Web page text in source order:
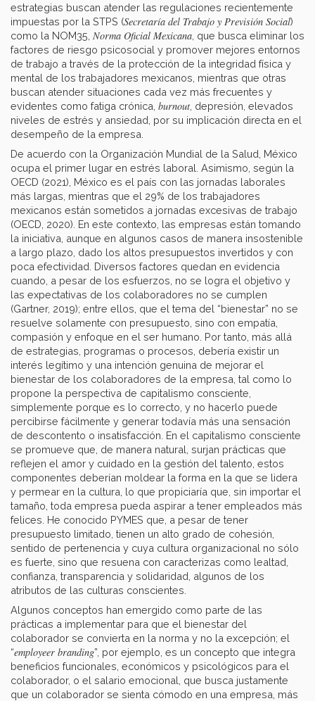
estrategias buscan atender las regulaciones recientemente
impuestas por la STPS (Secretaría del Trabajo y Previsión Social)
como la NOM35, Norma Oficial Mexicana , que busca eliminar los
factores de riesgo psicosocial y promover mejores entornos
de trabajo a través de la protección de la integridad física y
mental de los trabajadores mexicanos, mientras que otras
buscan atender situaciones cada vez más frecuentes y
evidentes como fatiga crónica, burnout , depresión, elevados
niveles de estrés y ansiedad, por su implicación directa en el
desempeño de la empresa.
De acuerdo con la Organización Mundial de la Salud, México
ocupa el primer lugar en estrés laboral. Asimismo, según la
OECD (2021), México es el país con las jornadas laborales
más largas, mientras que el 29% de los trabajadores
mexicanos están sometidos a jornadas excesivas de trabajo
(OECD, 2020). En este contexto, las empresas están tomando
la iniciativa, aunque en algunos casos de manera insostenible
a largo plazo, dado los altos presupuestos invertidos y con
poca efectividad. Diversos factores quedan en evidencia
cuando, a pesar de los esfuerzos, no se logra el objetivo y
las expectativas de los colaboradores no se cumplen
(Gartner, 2019); entre ellos, que el tema del “bienestar” no se
resuelve solamente con presupuesto, sino con empatía,
compasión y enfoque en el ser humano. Por tanto, más allá
de estrategias, programas o procesos, debería existir un
interés legítimo y una intención genuina de mejorar el
bienestar de los colaboradores de la empresa, tal como lo
propone la perspectiva de capitalismo consciente,
simplemente porque es lo correcto, y no hacerlo puede
percibirse fácilmente y generar todavía más una sensación
de descontento o insatisfacción. En el capitalismo consciente
se promueve que, de manera natural, surjan prácticas que
reflejen el amor y cuidado en la gestión del talento, estos
componentes deberían moldear la forma en la que se lidera
y permear en la cultura, lo que propiciaría que, sin importar el
tamaño, toda empresa pueda aspirar a tener empleados más
felices. He conocido PYMES que, a pesar de tener
presupuesto limitado, tienen un alto grado de cohesión,
sentido de pertenencia y cuya cultura organizacional no sólo
es fuerte, sino que resuena con caracterizas como lealtad,
confianza, transparencia y solidaridad, algunos de los
atributos de las culturas conscientes.
Algunos conceptos han emergido como parte de las
prácticas a implementar para que el bienestar del
colaborador se convierta en la norma y no la excepción; el
“employeer branding”, por ejemplo, es un concepto que integra
beneficios funcionales, económicos y psicológicos para el
colaborador, o el salario emocional, que busca justamente
que un colaborador se sienta cómodo en una empresa, más